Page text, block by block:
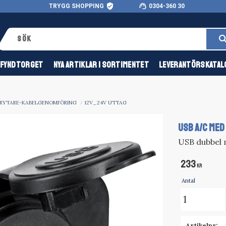
TRYGG SHOPPING verified_user support_agent 0304-360 30
FYNDTORGET NYA ARTIKLAR I SORTIMENTET
KABELGENOMFÖRING 12V_24V UTTAG
USB A/C
USB
233KR
Antal